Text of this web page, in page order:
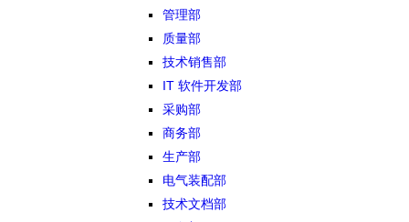
管理部
质量部
技术销售部
IT 软件开发部
采购部
商务部
生产部
电气装配部
技术文档部